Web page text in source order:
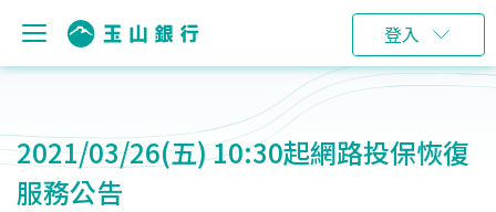
登入
2021/03/26(五) 10:30起網路投保恢復
服務公告